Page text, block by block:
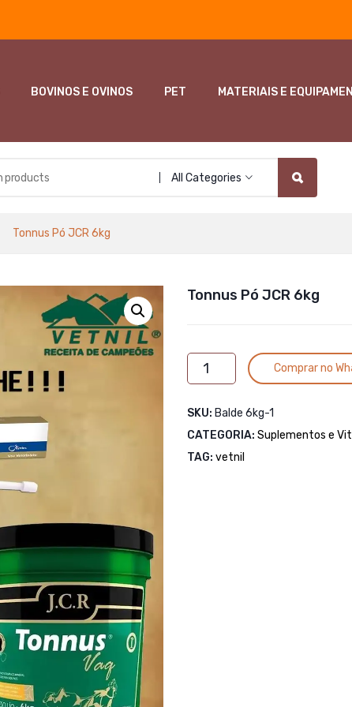
BOVINOS E OVINOS PET MATERIAIS E
All Categories
Tonnus Pó JCR 6kg
Tonnus Pó JCR 6kg
Tonnus
Pó
6kg
quantidade
Comprar no
SKU: Balde 6kg-1
CATEGORIA: Suplementos e
TAG: vetnil